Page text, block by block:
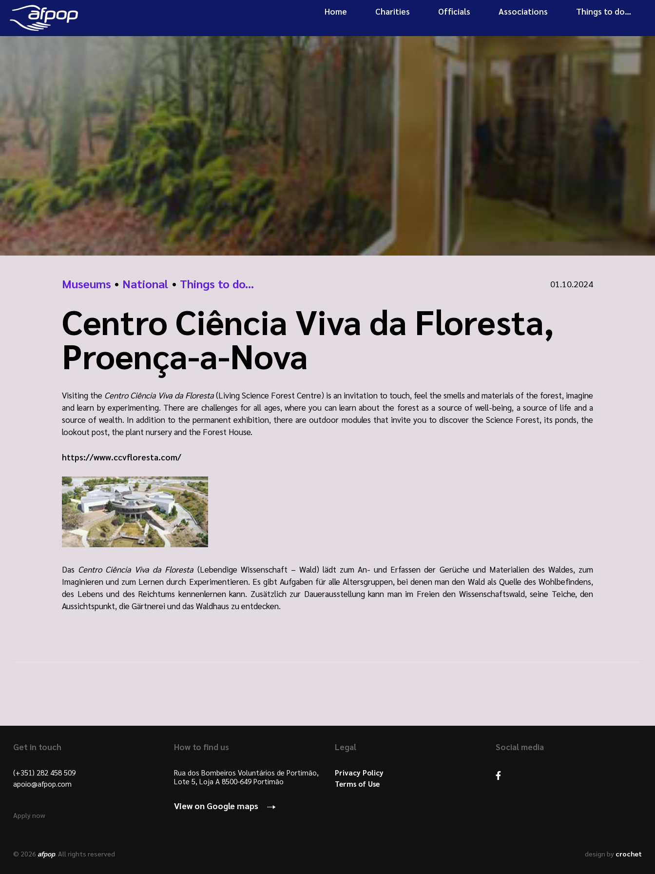
Home Charities Officials Associations Things to do…
Museums • National • Things to do... 01.10.2024
Centro Ciência Viva da Floresta,
Proença-a-Nova
Visiting the Centro Ciência Viva da Floresta(Living Science Forest Centre) is an invitation to touch, feel the smells and materials of the forest, imagine
and learn by experimenting. There are challenges for all ages, where you can learn about the forest as a source of well-being, a source of life and a
source of wealth. In addition to the permanent exhibition, there are outdoor modules that invite you to discover the Science Forest, its ponds, the
lookout post, the plant nursery and the Forest House.
https://www.ccvfloresta.com/
Das Centro Ciência Viva da Floresta (Lebendige Wissenschaft – Wald) lädt zum An- und Erfassen der Gerüche und Materialien des Waldes, zum
Imaginieren und zum Lernen durch Experimentieren. Es gibt Aufgaben für alle Altersgruppen, bei denen man den Wald als Quelle des Wohlbefindens,
des Lebens und des Reichtums kennenlernen kann. Zusätzlich zur Dauerausstellung kann man im Freien den Wissenschaftswald, seine Teiche, den
Aussichtspunkt, die Gärtnerei und das Waldhaus zu entdecken.
Get in touch
(+351) 282 458 509
apoio@afpop.com
Apply now
How to find us
Rua dos Bombeiros Voluntários de Portimão,
Lote 5, Loja A 8500-649 Portimão
View on Google maps
Legal
Privacy Policy
Terms of Use
Social media
© 2026 afpop. All rights reserved design by crochet